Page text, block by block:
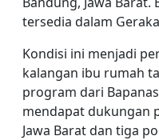
tersedia dalam
Kondisi ini menjadi
kalangan ibu rumah
program dari
mendapat dukungan
Jawa Barat dan tiga